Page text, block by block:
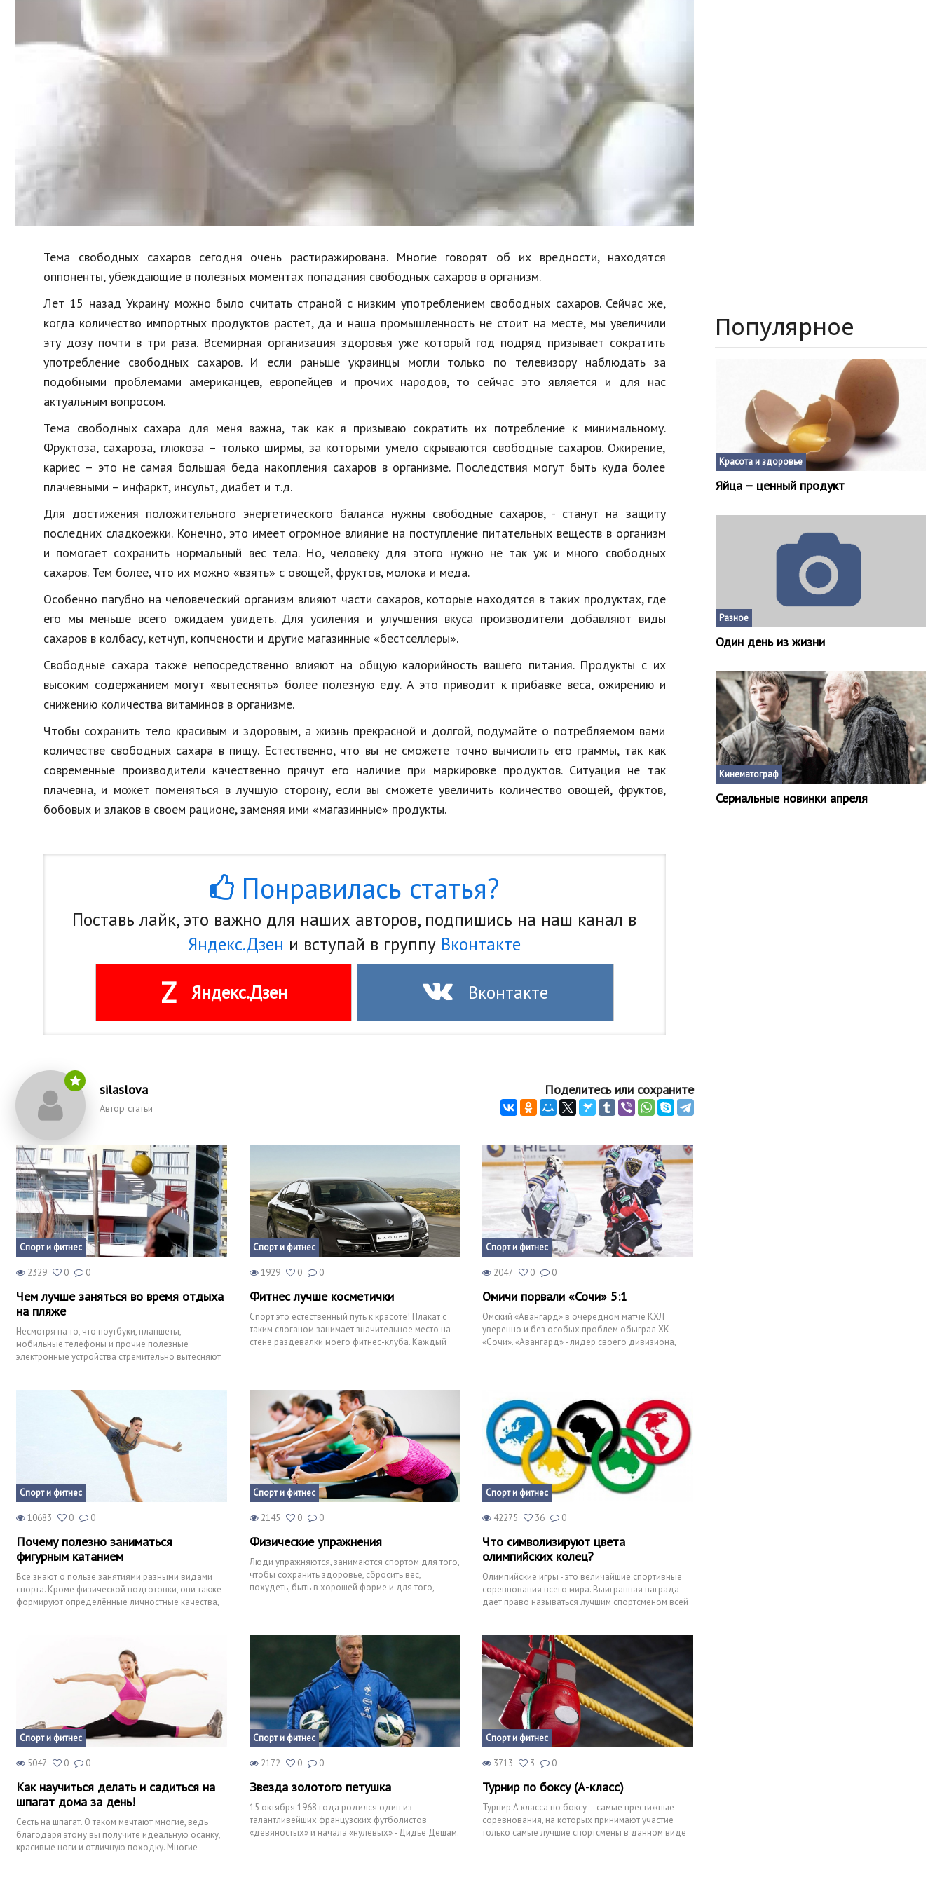
Образование
В мире
Знаменитости
Недвижимость
Спорт и фитнес
Психология и отношения
Творчество и рукоделие
Разное
Животные
Еда и напитки
Мода и стиль
Хобби и развлечения
Финансы
Юриспруденция
Образование
Наука и технологии
Тема свободных сахаров сегодня очень растиражирована. Многие говорят об их вредности, находятся
оппоненты, убеждающие в полезных моментах попадания свободных сахаров в организм.
Лет 15 назад Украину можно было считать страной с низким употреблением свободных сахаров. Сейчас же,
когда количество импортных продуктов растет, да и наша промышленность не стоит на месте, мы увеличили
эту дозу почти в три раза. Всемирная организация здоровья уже который год подряд призывает сократить
употребление свободных сахаров. И если раньше украинцы могли только по телевизору наблюдать за
подобными проблемами американцев, европейцев и прочих народов, то сейчас это является и для нас
актуальным вопросом.
Тема свободных сахара для меня важна, так как я призываю сократить их потребление к минимальному.
Фруктоза, сахароза, глюкоза – только ширмы, за которыми умело скрываются свободные сахаров. Ожирение,
кариес – это не самая большая беда накопления сахаров в организме. Последствия могут быть куда более
плачевными – инфаркт, инсульт, диабет и т.д.
Для достижения положительного энергетического баланса нужны свободные сахаров, - станут на защиту
последних сладкоежки. Конечно, это имеет огромное влияние на поступление питательных веществ в организм
и помогает сохранить нормальный вес тела. Но, человеку для этого нужно не так уж и много свободных
сахаров. Тем более, что их можно «взять» с овощей, фруктов, молока и меда.
Особенно пагубно на человеческий организм влияют части сахаров, которые находятся в таких продуктах, где
его мы меньше всего ожидаем увидеть. Для усиления и улучшения вкуса производители добавляют виды
сахаров в колбасу, кетчуп, копчености и другие магазинные «бестселлеры».
Свободные сахара также непосредственно влияют на общую калорийность вашего питания. Продукты с их
высоким содержанием могут «вытеснять» более полезную еду. А это приводит к прибавке веса, ожирению и
снижению количества витаминов в организме.
Чтобы сохранить тело красивым и здоровым, а жизнь прекрасной и долгой, подумайте о потребляемом вами
количестве свободных сахара в пищу. Естественно, что вы не сможете точно вычислить его граммы, так как
современные производители качественно прячут его наличие при маркировке продуктов. Ситуация не так
плачевна, и может поменяться в лучшую сторону, если вы сможете увеличить количество овощей, фруктов,
бобовых и злаков в своем рационе, заменяя ими «магазинные» продукты.
Понравилась статья?
Поставь лайк, это важно для наших авторов, подпишись на наш канал в
Яндекс.Дзен и вступай в группу Вконтакте
Z Яндекс.Дзен Вконтакте
silaslova
Автор статьи
Поделитесь или сохраните
Спорт и фитнес
2329 0 0
Чем лучше заняться во время отдыха
на пляже
Несмотря на то, что ноутбуки, планшеты,
мобильные телефоны и прочие полезные
электронные устройства стремительно вытесняют
Спорт и фитнес
1929 0 0
Фитнес лучше косметички
Спорт это естественный путь к красоте! Плакат с
таким слоганом занимает значительное место на
стене раздевалки моего фитнес-клуба. Каждый
Спорт и фитнес
2047 0 0
Омичи порвали «Сочи» 5:1
Омский «Авангард» в очередном матче КХЛ
уверенно и без особых проблем обыграл ХК
«Сочи». «Авангард» - лидер своего дивизиона,
Спорт и фитнес
10683 0 0
Почему полезно заниматься
фигурным катанием
Все знают о пользе занятиями разными видами
спорта. Кроме физической подготовки, они также
формируют определённые личностные качества,
Спорт и фитнес
2145 0 0
Физические упражнения
Люди упражняются, занимаются спортом для того,
чтобы сохранить здоровье, сбросить вес,
похудеть, быть в хорошей форме и для того,
Спорт и фитнес
42275 36 0
Что символизируют цвета
олимпийских колец?
Олимпийские игры - это величайшие спортивные
соревнования всего мира. Выигранная награда
дает право называться лучшим спортсменом всей
Спорт и фитнес
5047 0 0
Как научиться делать и садиться на
шпагат дома за день!
Сесть на шпагат. О таком мечтают многие, ведь
благодаря этому вы получите идеальную осанку,
красивые ноги и отличную походку. Многие
Спорт и фитнес
2172 0 0
Звезда золотого петушка
15 октября 1968 года родился один из
талантливейших французских футболистов
«девяностых» и начала «нулевых» - Дидье Дешам.
Спорт и фитнес
3713 3 0
Турнир по боксу (А-класс)
Турнир А класса по боксу – самые престижные
соревнования, на которых принимают участие
только самые лучшие спортсмены в данном виде
Популярное
Красота и здоровье
Яйца – ценный продукт
Разное
Один день из жизни
Кинематограф
Сериальные новинки апреля